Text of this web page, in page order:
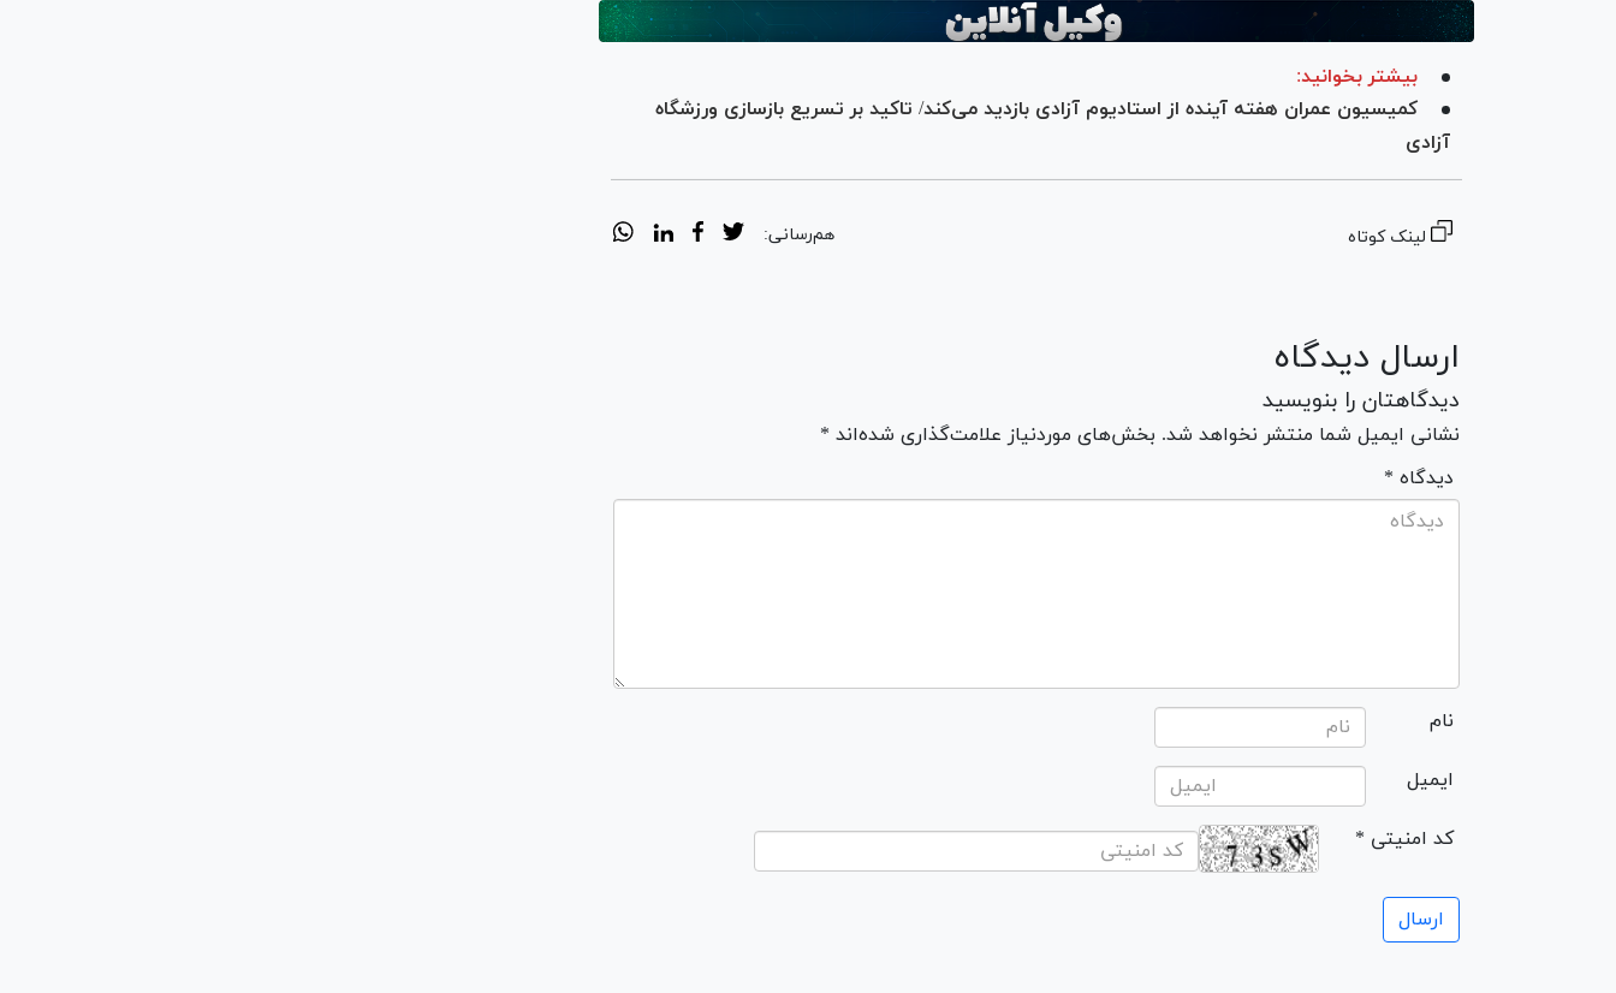
بیشتر بخوانید:
کمیسیون عمران هفته آینده از استادیوم آزادی بازدید می‌کند/ تاکید بر تسریع بازسازی ورزشگاه
آزادی
لینک کوتاه هم‌رسانی:
ارسال دیدگاه
دیدگاهتان را بنویسید
نشانی ایمیل شما منتشر نخواهد شد. بخش‌های موردنیاز علامت‌گذاری شده‌اند *
* دیدگاه
نام
ایمیل
* کد امنیتی